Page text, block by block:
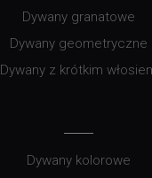
Dywany granatowe
Dywany geometryczne
Dywany z krótkim
Dywany kolorowe